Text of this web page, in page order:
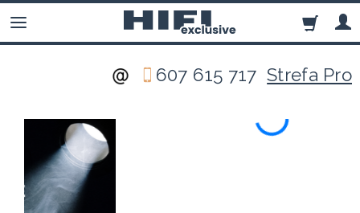
607 615 717Strefa Pro